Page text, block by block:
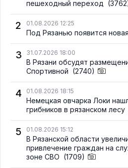
пешеходный переход
2 01.08.2026 12:25
Под Рязанью появится
3 31.07.2026 18:00
В Рязани обсудят
Спортивной (2740)
4 01.08.2026 18:15
Немецкая овчарка Локи
грибников в рязанском лесу
5 01.08.2026 15:12
В Рязанской области
привлечение граждан на
зоне СВО (1709)